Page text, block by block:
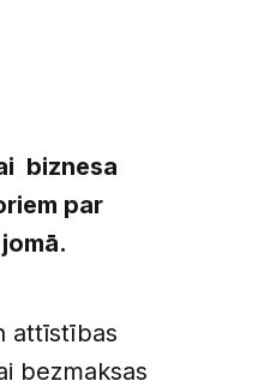
biznesa
par
attīstības
bezmaksas